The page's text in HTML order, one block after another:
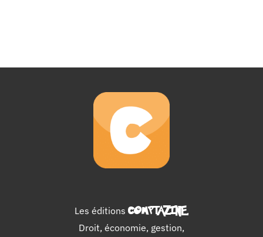
Les éditions COMPTAZINE.
Droit, économie, gestion,